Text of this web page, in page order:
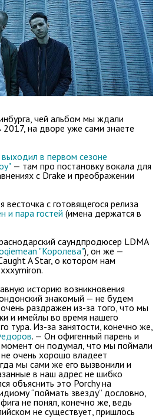
чей альбом мы ждали
на дворе уже сами знаете
в первом сезоне
— там про постановку вокала для
с Drake и преображении
с готовящегося релиза
и пара гостей (имена держатся в
саундпродюсер LDMA
"Королева"), он же —
A Star, о котором нам
историю возникновения
знакомый — не будем
раздражен из-за того, что мы
и имейлы во время нашего
тура. Из-за занятости, конечно же,
. — Он офигенный парень и
момент он подумал, что мы поймали
очень хорошо владеет
мы сами же его вызвонили и
в наш адрес не шибко
объяснить это Porchy на
“поймать звезду” дословно,
не понял, конечно же, ведь
не существует, пришлось